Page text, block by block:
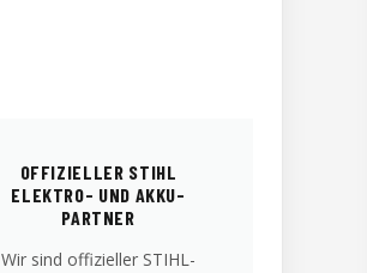
OFFIZIELLER STIHL
ELEKTRO- UND AKKU-
PARTNER
Wir sind offizieller STIHL-